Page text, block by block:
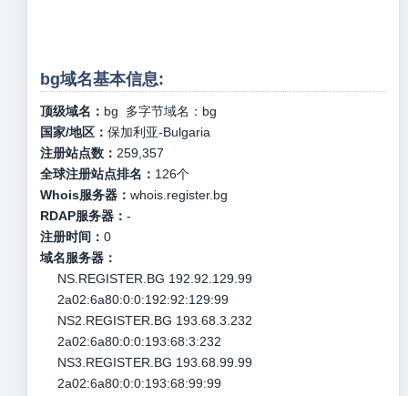
bg域名基本信息:
顶级域名： bg 多字节域名： bg
国家/地区： 保加利亚-Bulgaria
注册站点数： 259,357
全球注册站点排名： 126个
Whois服务器： whois.register.bg
RDAP服务器： -
注册时间： 0
域名服务器：
NS.REGISTER.BG 192.92.129.99
2a02:6a80:0:0:192:92:129:99
NS2.REGISTER.BG 193.68.3.232
2a02:6a80:0:0:193:68:3:232
NS3.REGISTER.BG 193.68.99.99
2a02:6a80:0:0:193:68:99:99